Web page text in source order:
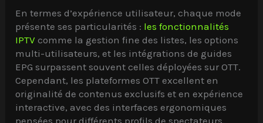
En termes d’expérience utilisateur, chaque mode
présente ses particularités : les fonctionnalités
IPTV comme la gestion fine des listes, les options
multi-utilisateurs, et les intégrations de guides
EPG surpassent souvent celles déployées sur OTT.
Cependant, les plateformes OTT excellent en
originalité de contenus exclusifs et en expérience
interactive, avec des interfaces ergonomiques
pensées pour différents profils de spectateurs.